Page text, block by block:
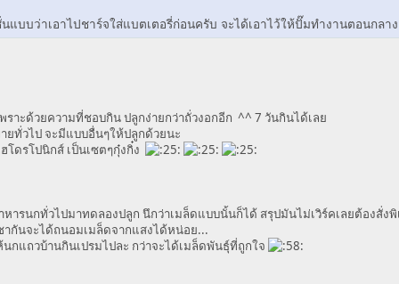
แบบว่าเอาไปชาร์จใส่แบตเตอรี่ก่อนครับ จะได้เอาไว้ให้ปั๊มทำงานตอนกล
าะด้วยความที่ชอบกิน ปลูกง่ายกว่าถั่วงอกอีก ^^ 7 วันกินได้เลย
ยทั่วไป จะมีแบบอื่นๆให้ปลูกด้วยนะ
ดรโปนิกส์ เป็นเซตๆกุ๋งกิ๋ง
ารนกทั่วไปมาทดลองปลูก นึกว่าเมล็ดแบบนั้นก็ได้ สรุปมันไม่เวิร์คเลยต้องสั่ง
ากันจะได้ถนอมเมล็ดจากแสงได้หน่อย...
กแถวบ้านกินเปรมไปละ กว่าจะได้เมล็ดพันธุ์ที่ถูกใจ